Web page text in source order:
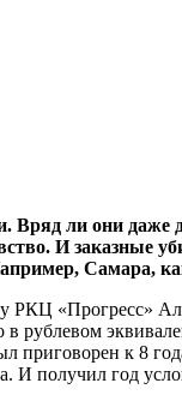
Вряд ли они
И заказные
Самара,
«Прогресс»
рублевом
к 8
И получил год